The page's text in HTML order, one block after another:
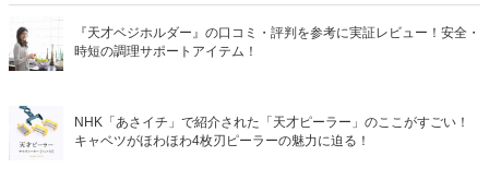
『天才ベジホルダー』の口コミ・評判を参考に実証レビュー！安全・
時短の調理サポートアイテム！
NHK「あさイチ」で紹介された「天才ピーラー」のここがすごい！
キャベツがほわほわ4枚刃ピーラーの魅力に迫る！